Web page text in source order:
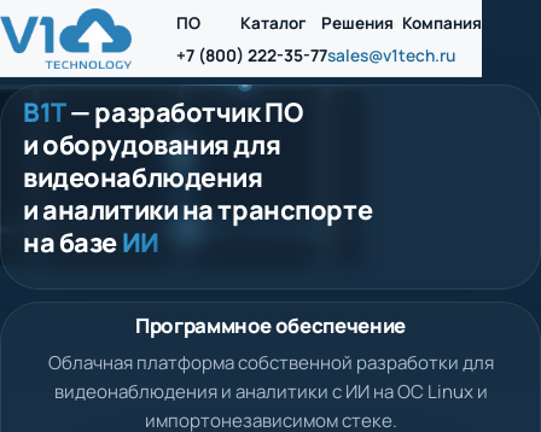
ПО Каталог Решения Компания
+7 (800) 222-35-77sales@v1tech.ru
В1Т— разработчик ПО
и оборудования для
видеонаблюдения
и аналитики на транспорте
на базеИИ
Программное обеспечение
Облачная платформа собственной разработки для
видеонаблюдения и аналитики с ИИ на ОС Linux и
импортонезависимом стеке.